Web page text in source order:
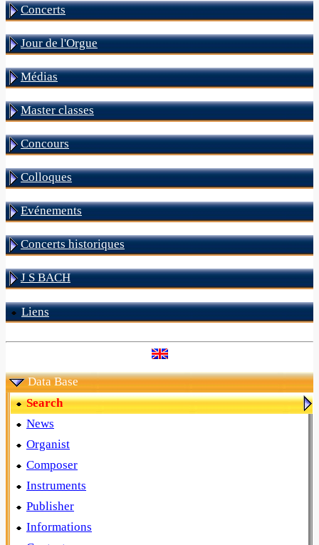
Concerts
Jour de l'Orgue
Médias
Master classes
Concours
Colloques
Evénements
Concerts historiques
J S BACH
Liens
Data Base
Search
News
Organist
Composer
Instruments
Publisher
Informations